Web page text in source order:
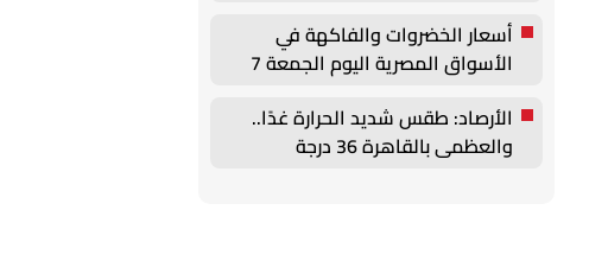
أسعار الخضروات والفاكهة في
الأسواق المصرية اليوم الجمعة 7
الأرصاد: طقس شديد الحرارة غدًا..
والعظمى بالقاهرة 36 درجة